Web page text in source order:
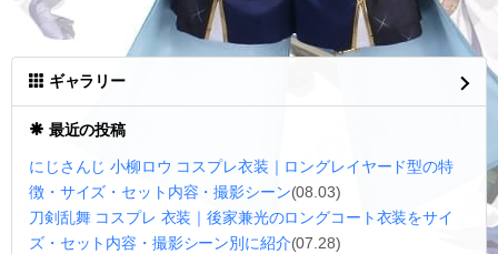
ギャラリー
最近の投稿
にじさんじ 小柳ロウ コスプレ衣装｜ロングレイヤード型の特
徴・サイズ・セット内容・撮影シーン(08.03)
刀剣乱舞 コスプレ 衣装｜後家兼光のロングコート衣装をサイ
ズ・セット内容・撮影シーン別に紹介(07.28)